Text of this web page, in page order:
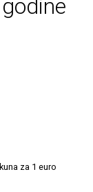
za 1 euro